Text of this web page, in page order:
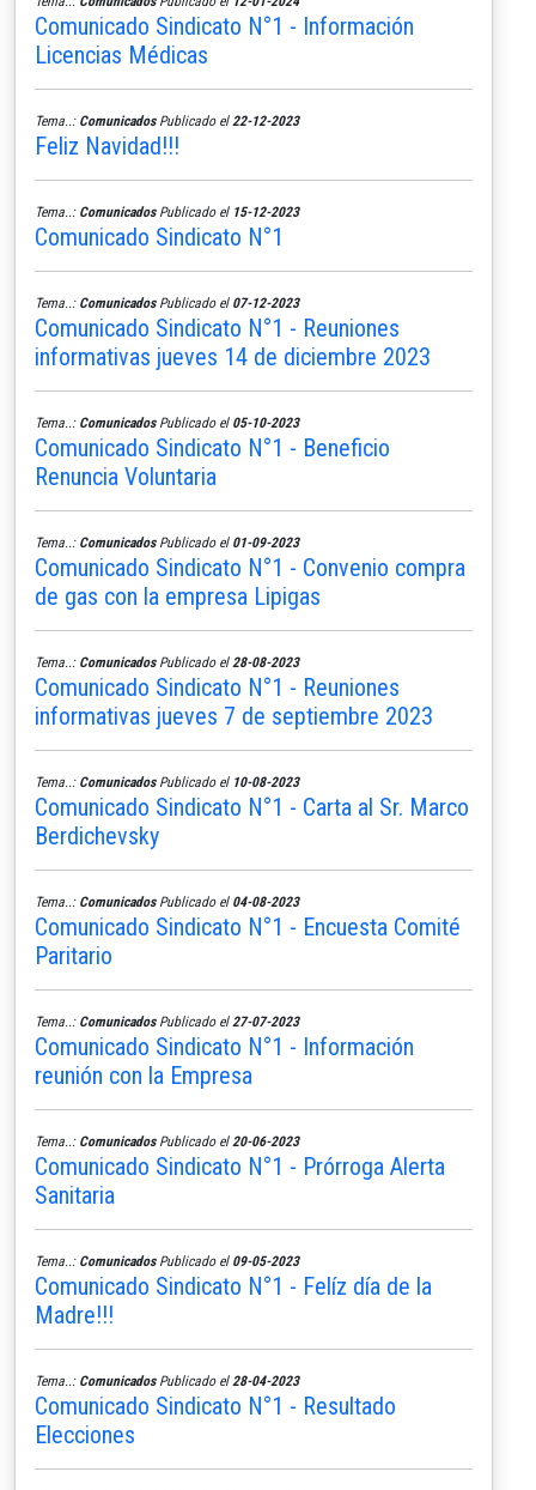
Comunicado Sindicato N°1 - Información
Licencias Médicas
Tema..: ComunicadosPublicado el 22-12-2023
Feliz Navidad!!!
Tema..: ComunicadosPublicado el 15-12-2023
Comunicado Sindicato N°1
Tema..: ComunicadosPublicado el 07-12-2023
Comunicado Sindicato N°1 - Reuniones
informativas jueves 14 de diciembre 2023
Tema..: ComunicadosPublicado el 05-10-2023
Comunicado Sindicato N°1 - Beneficio
Renuncia Voluntaria
Tema..: ComunicadosPublicado el 01-09-2023
Comunicado Sindicato N°1 - Convenio compra
de gas con la empresa Lipigas
Tema..: ComunicadosPublicado el 28-08-2023
Comunicado Sindicato N°1 - Reuniones
informativas jueves 7 de septiembre 2023
Tema..: ComunicadosPublicado el 10-08-2023
Comunicado Sindicato N°1 - Carta al Sr. Marco
Berdichevsky
Tema..: ComunicadosPublicado el 04-08-2023
Comunicado Sindicato N°1 - Encuesta Comité
Paritario
Tema..: ComunicadosPublicado el 27-07-2023
Comunicado Sindicato N°1 - Información
reunión con la Empresa
Tema..: ComunicadosPublicado el 20-06-2023
Comunicado Sindicato N°1 - Prórroga Alerta
Sanitaria
Tema..: ComunicadosPublicado el 09-05-2023
Comunicado Sindicato N°1 - Felíz día de la
Madre!!!
Tema..: ComunicadosPublicado el 28-04-2023
Comunicado Sindicato N°1 - Resultado
Elecciones